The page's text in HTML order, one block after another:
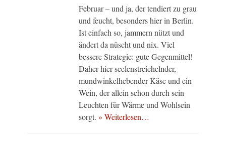
Februar – und ja, der tendiert zu grau
und feucht, besonders hier in Berlin.
Ist einfach so, jammern nützt und
ändert da nüscht und nix. Viel
bessere Strategie: gute Gegenmittel!
Daher hier seelenstreichelnder,
mundwinkelhebender Käse und ein
Wein, der allein schon durch sein
Leuchten für Wärme und Wohlsein
sorgt. » Weiterlesen…